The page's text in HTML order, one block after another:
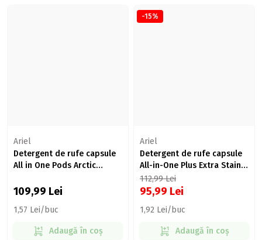
Ariel
Detergent de rufe capsule
All in One Pods Arctic
buc
109,99 Lei
1,57 Lei/buc
Adaugă în coș
-15%
Ariel
Detergent de rufe capsule
All-in-One Plus Extra Stain
Removal, 50 spălări, 50 buc
112,99Lei
95,99 Lei
1,92 Lei/buc
Adaugă în coș